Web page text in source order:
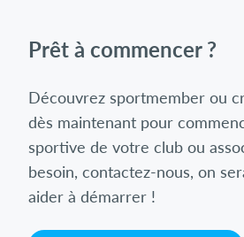
Prêt à commencer ?
Découvrez sportmember ou
dès maintenant pour
sportive de votre club ou
besoin, contactez-nous, on
aider à démarrer !